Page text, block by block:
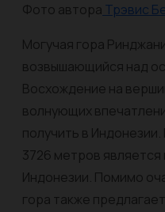
Фото автора Трэвис
Могучая гора
возвышающийся над
Восхождение на
волнующих
получить в
3726 метров
Индонезии. Помимо
гора также